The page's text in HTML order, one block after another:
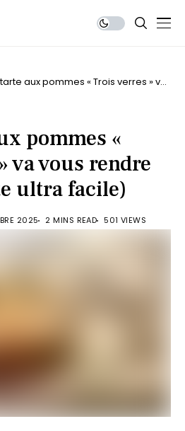
aux pommes « Trois verres » va
pommes «
va vous rendre
ultra facile)
2025 2 MINS READ 501 VIEWS